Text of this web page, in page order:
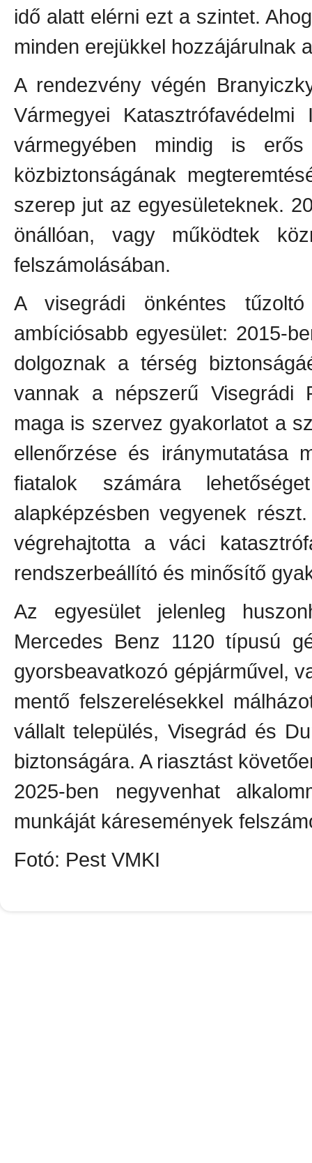
idő alatt elérni ezt a szintet.
minden erejükkel hozzájárulnak
A rendezvény végén
Vármegyei
vármegyében mindig is
közbiztonságának
szerep jut az egyesületeknek.
önállóan, vagy működtek
felszámolásában.
A visegrádi önkéntes
ambíciósabb egyesület: 2015-
dolgoznak a térség
vannak a népszerű Visegrádi
maga is szervez gyakorlatot a
ellenőrzése és iránymutatása
fiatalok számára
alapképzésben vegyenek
végrehajtotta a váci
rendszerbeállító és minősítő
Az egyesület jelenleg
Mercedes Benz 1120 típusú
gyorsbeavatkozó gépjárművel,
mentő felszerelésekkel
vállalt település, Visegrád és
biztonságára. A riasztást
2025-ben negyvenhat
munkáját káresemények
Fotó: Pest VMKI